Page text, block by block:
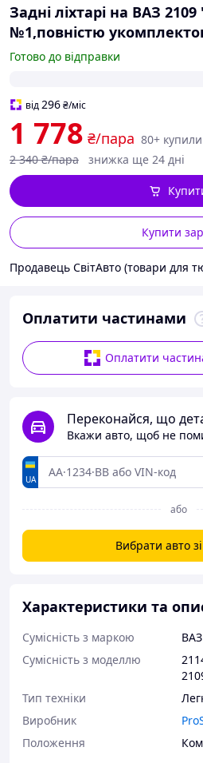
Задні ліхтарі на ВАЗ
№1,повністю
Готово до відправки
від296₴/міс
1 778 ₴/пара 80+ купили
2 340 ₴/пара знижка ще 24 дні
Купити
Оплатити частинами
Оплатити
Переконайся, що
Вкажи авто, щоб не
UA
або
Вибрати авто
Характеристики та
Сумісність з маркою
ВАЗ
Сумісність з моделлю
Тип техніки
Виробник
Положення